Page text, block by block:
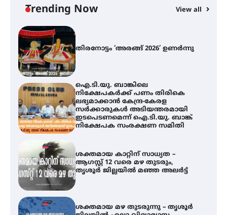
Trending Now View all
നിക്ഷേപകർക്ക് പണം തിരികെ
ലഭ്യമാക്കാൻ കേന്ദ്ര-കേരള
സർക്കാരുകൾ അടിയന്തരമായി
ഇടപെടണമെന്ന് ഐ.ടി.യു. ബാങ്ക്
നിക്ഷേപക സംരക്ഷണ സമിതി
ശക്തമായ കാറ്റിന് സാധ്യത –
ആഗസ്റ്റ് 12 വരെ മഴ തുടരും,
തൃശൂർ ജില്ലയിൽ മഞ്ഞ അലർട്ട്
ശക്തമായ മഴ തുടരുന്നു – തൃശൂർ
ജില്ലയിൽ എല്ലാ വിദ്യാഭ്യാസ
സ്ഥാപനങ്ങൾക്കും ശനിയാഴ്ച
അവധി
എം.ജി. യൂണിവേഴ്‌സിറ്റിയിൽ നിന്ന്